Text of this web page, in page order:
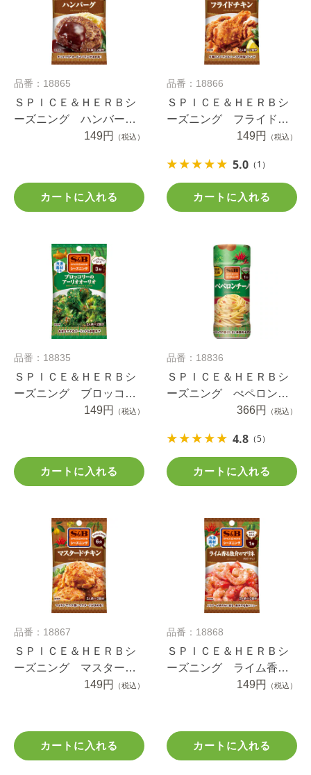
品番：18865
ＳＰＩＣＥ＆ＨＥＲＢシ
ーズニング ハンバー
149円 （税込）
カートに入れる
品番：18866
ＳＰＩＣＥ＆ＨＥＲＢシ
ーズニング フライドチ
149円 （税込）
5.0 （1）
カートに入れる
品番：18835
ＳＰＩＣＥ＆ＨＥＲＢシ
ーズニング ブロッコリ
ーのアーリオオーリオ
149円 （税込）
カートに入れる
品番：18836
ＳＰＩＣＥ＆ＨＥＲＢシ
ーズニング ぺペロンチ
ーノ（ボトル） ５３ｇ
366円 （税込）
4.8 （5）
カートに入れる
品番：18867
ＳＰＩＣＥ＆ＨＥＲＢシ
ーズニング マスタード
チキン １９ｇ149円 （税込）
カートに入れる
品番：18868
ＳＰＩＣＥ＆ＨＥＲＢシ
ーズニング ライム香る
魚介のマリネ ９.６ｇ
149円 （税込）
カートに入れる